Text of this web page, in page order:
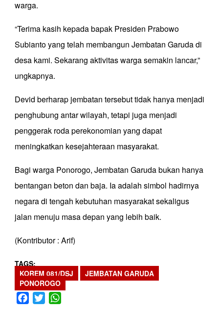
warga.
“Terima kasih kepada bapak Presiden Prabowo
Subianto yang telah membangun Jembatan Garuda di
desa kami. Sekarang aktivitas warga semakin lancar,”
ungkapnya.
Devid berharap jembatan tersebut tidak hanya menjadi
penghubung antar wilayah, tetapi juga menjadi
penggerak roda perekonomian yang dapat
meningkatkan kesejahteraan masyarakat.
Bagi warga Ponorogo, Jembatan Garuda bukan hanya
bentangan beton dan baja. Ia adalah simbol hadirnya
negara di tengah kebutuhan masyarakat sekaligus
jalan menuju masa depan yang lebih baik.
(Kontributor : Arif)
TAGS
KOREM 081/DSJ
JEMBATAN GARUDA
PONOROGO
Facebook
Twitter